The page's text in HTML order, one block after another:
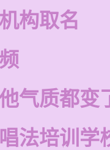
构取名
气质都变
法培训学